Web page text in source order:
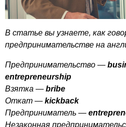
В статье вы узнаете, как
предпринимательстве на
Предпринимательство —
entrepreneurship
Взятка — bribe
Откат — kickback
Предприниматель —
Незаконная